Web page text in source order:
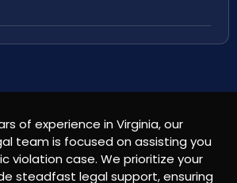
of experience in Virginia, our
team is focused on assisting you
violation case. We prioritize your
steadfast legal support, ensuring